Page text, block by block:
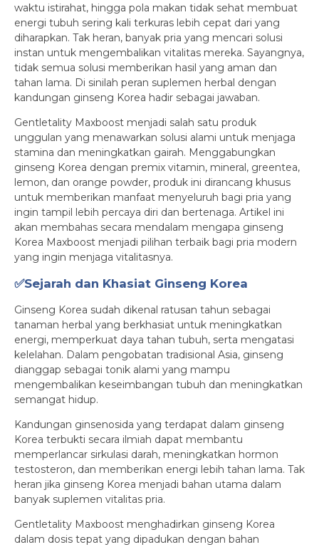
waktu istirahat, hingga pola makan tidak sehat membuat
energi tubuh sering kali terkuras lebih cepat dari yang
diharapkan. Tak heran, banyak pria yang mencari solusi
instan untuk mengembalikan vitalitas mereka. Sayangnya,
tidak semua solusi memberikan hasil yang aman dan
tahan lama. Di sinilah peran suplemen herbal dengan
kandungan ginseng Korea hadir sebagai jawaban.
Gentletality Maxboost menjadi salah satu produk
unggulan yang menawarkan solusi alami untuk menjaga
stamina dan meningkatkan gairah. Menggabungkan
ginseng Korea dengan premix vitamin, mineral, greentea,
lemon, dan orange powder, produk ini dirancang khusus
untuk memberikan manfaat menyeluruh bagi pria yang
ingin tampil lebih percaya diri dan bertenaga. Artikel ini
akan membahas secara mendalam mengapa ginseng
Korea Maxboost menjadi pilihan terbaik bagi pria modern
yang ingin menjaga vitalitasnya.
✅Sejarah dan Khasiat Ginseng Korea
Ginseng Korea sudah dikenal ratusan tahun sebagai
tanaman herbal yang berkhasiat untuk meningkatkan
energi, memperkuat daya tahan tubuh, serta mengatasi
kelelahan. Dalam pengobatan tradisional Asia, ginseng
dianggap sebagai tonik alami yang mampu
mengembalikan keseimbangan tubuh dan meningkatkan
semangat hidup.
Kandungan ginsenosida yang terdapat dalam ginseng
Korea terbukti secara ilmiah dapat membantu
memperlancar sirkulasi darah, meningkatkan hormon
testosteron, dan memberikan energi lebih tahan lama. Tak
heran jika ginseng Korea menjadi bahan utama dalam
banyak suplemen vitalitas pria.
Gentletality Maxboost menghadirkan ginseng Korea
dalam dosis tepat yang dipadukan dengan bahan